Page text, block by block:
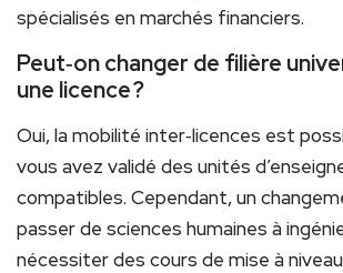
spécialisés en marchés financiers.
Peut‑on changer de filière
une licence ?
Oui, la mobilité inter‑licences est
vous avez validé des unités
compatibles. Cependant, un
passer de sciences humaines à
nécessiter des cours de mise à